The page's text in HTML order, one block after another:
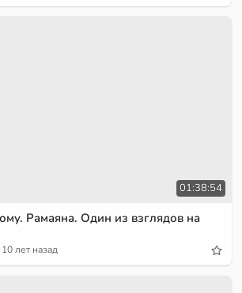
01:38:54
Рамаяна. Один из взглядов на
10 лет назад